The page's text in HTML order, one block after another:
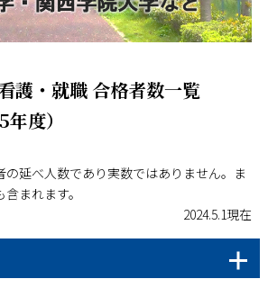
護・就職 合格者数一覧
度）
延べ人数であり実数ではありません。ま
まれます。
2024.5.1現在